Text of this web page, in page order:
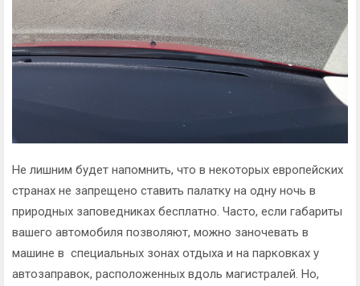
Не лишним будет напомнить, что в некоторых европейских
странах не запрещено ставить палатку на одну ночь в
природных заповедниках бесплатно. Часто, если габариты
вашего автомобиля позволяют, можно заночевать в
машине в специальных зонах отдыха и на парковках у
автозаправок, расположенных вдоль магистралей. Но,